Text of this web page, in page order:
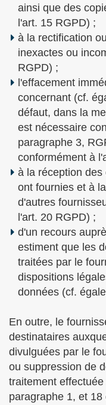
ainsi que des
l'art. 15 RGPD) ;
à la rectification
inexactes ou
RGPD) ;
l'effacement
concernant (cf.
défaut, dans la
est nécessaire
paragraphe 3,
conformément à
à la réception
ont fournies et à
d'autres
l'art. 20 RGPD) ;
d'un recours
estiment que les
traitées par le
dispositions
données (cf.
En outre, le
destinataires
divulguées par le
ou suppression de
traitement
paragraphe 1, et